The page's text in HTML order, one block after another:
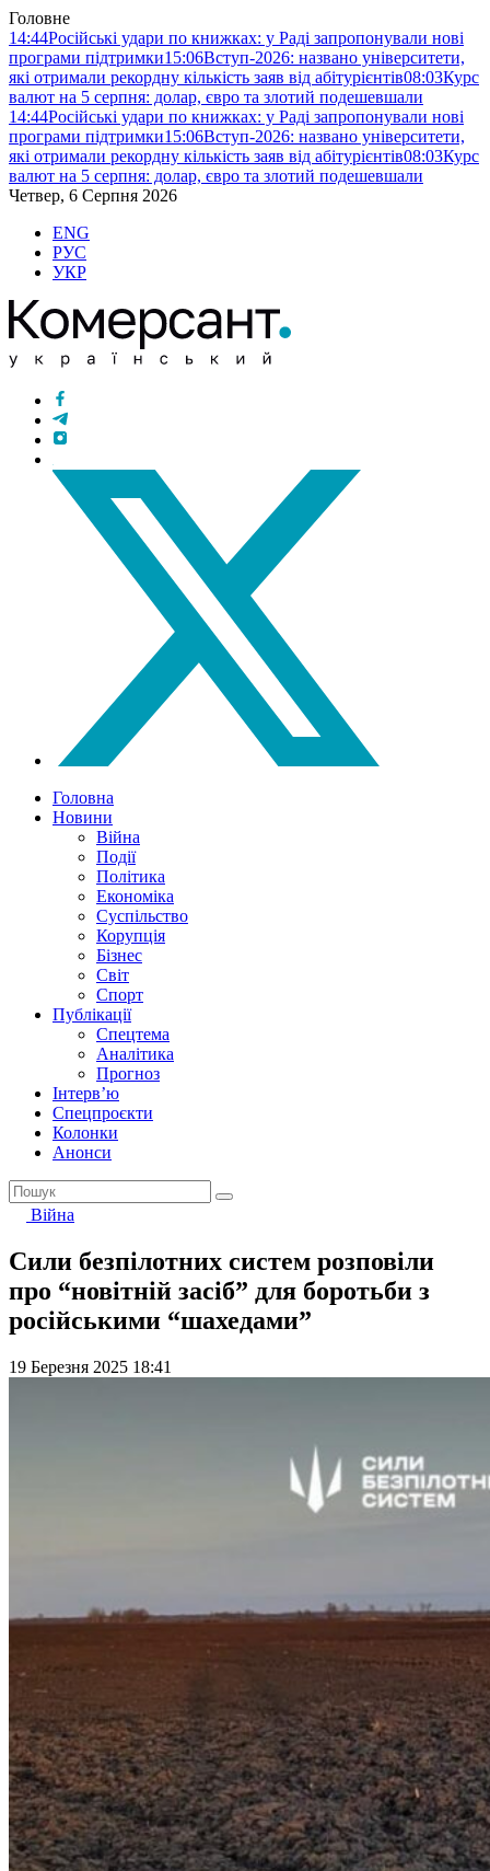
Головне
14:44Російські удари по книжках: у Раді запропонували нові
програми підтримки15:06Вступ-2026: названо університети,
які отримали рекордну кількість заяв від абітурієнтів08:03Курс
валют на 5 серпня: долар, євро та злотий подешевшали
14:44Російські удари по книжках: у Раді запропонували нові
програми підтримки15:06Вступ-2026: названо університети,
які отримали рекордну кількість заяв від абітурієнтів08:03Курс
валют на 5 серпня: долар, євро та злотий подешевшали
Четвер, 6 Серпня 2026
ENG
РУС
УКР
Головна
Новини
Війна
Події
Політика
Економіка
Суспільство
Корупція
Бізнес
Світ
Спорт
Публікації
Спецтема
Аналітика
Прогноз
Інтерв’ю
Спецпроєкти
Колонки
Анонси
Війна
Сили безпілотних систем розповіли
про “новітній засіб” для боротьби з
російськими “шахедами”
19 Березня 2025 18:41